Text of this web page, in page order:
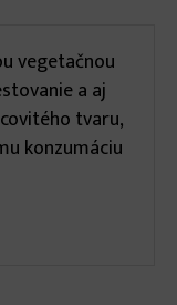
vegetačnou
a aj
tvaru,
konzumáciu